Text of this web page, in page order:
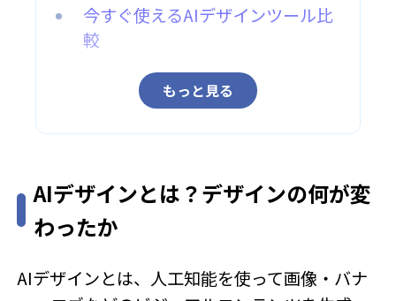
今すぐ使えるAIデザインツール比
較
もっと見る
AIデザインとは？デザインの何が変
わったか
AIデザインとは、人工知能を使って画像・バナ